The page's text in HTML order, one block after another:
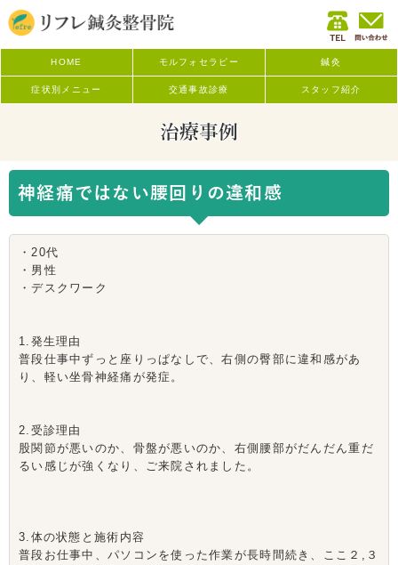
HOME モルフォセラピー 鍼灸
症状別メニュー 交通事故診療 スタッフ紹介
治療事例
神経痛ではない腰回りの違和感
・20代
・男性
・デスクワーク
1.発生理由
普段仕事中ずっと座りっぱなしで、右側の臀部に違和感があ
り、軽い坐骨神経痛が発症。
2.受診理由
股関節が悪いのか、骨盤が悪いのか、右側腰部がだんだん重だ
るい感じが強くなり、ご来院されました。
3.体の状態と施術内容
普段お仕事中、パソコンを使った作業が長時間続き、ここ２,３